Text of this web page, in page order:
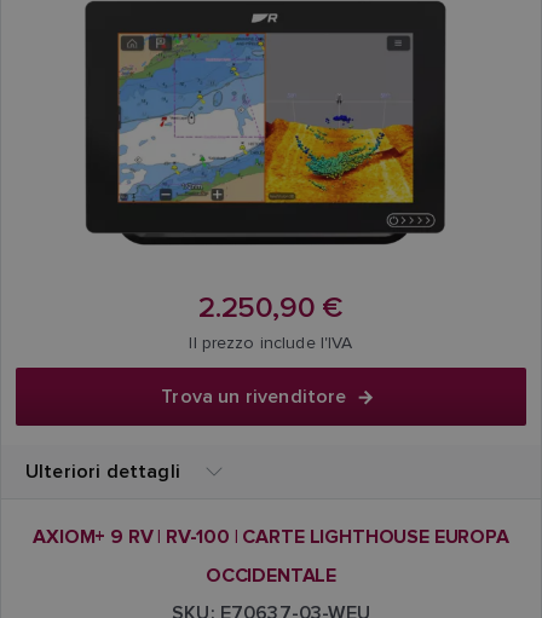
2.250,90 €
Il prezzo include l'IVA
Trova un rivenditore
Ulteriori dettagli
AXIOM+ 9 RV | RV-100 | CARTE LIGHTHOUSE EUROPA
OCCIDENTALE